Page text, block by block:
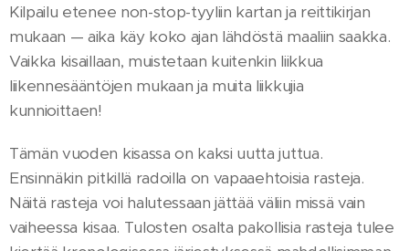
Kilpailu etenee non-stop-tyyliin kartan ja reittikirjan
mukaan — aika käy koko ajan lähdöstä maaliin saakka.
Vaikka kisaillaan, muistetaan kuitenkin liikkua
liikennesääntöjen mukaan ja muita liikkujia
kunnioittaen!
Tämän vuoden kisassa on kaksi uutta juttua.
Ensinnäkin pitkillä radoilla on vapaaehtoisia rasteja.
Näitä rasteja voi halutessaan jättää väliin missä vain
vaiheessa kisaa. Tulosten osalta pakollisia rasteja tulee